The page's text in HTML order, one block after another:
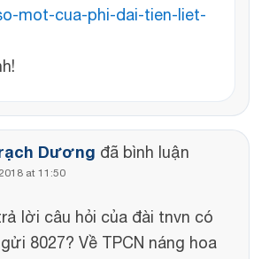
mot-cua-phi-dai-tien-liet-
Dương đã bình luận
at 11:50
lời câu hỏi của đài tnvn có
8027? Về TPCN náng hoa